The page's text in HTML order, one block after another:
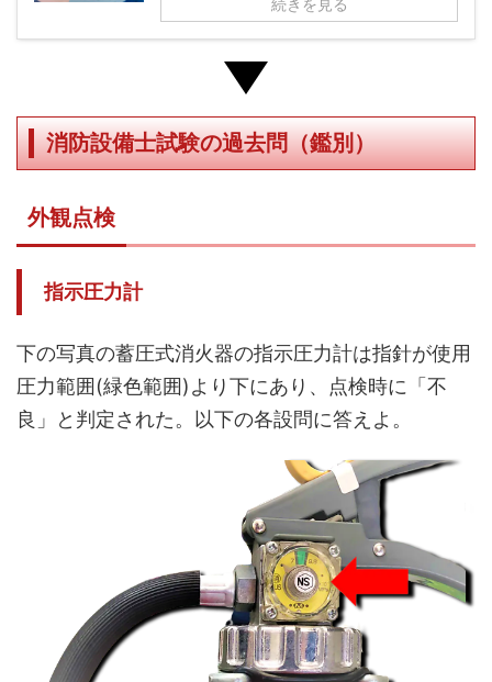
消防設備士試験の過去問（鑑別）
外観点検
指示圧力計
下の写真の蓄圧式消火器の指示圧力計は指針が使用
圧力範囲(緑色範囲)より下にあり、点検時に「不
良」と判定された。以下の各設問に答えよ。